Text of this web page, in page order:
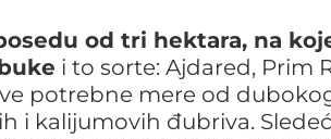
od tri hektara, na
i to sorte: Ajdared, Prim
potrebne mere od
i kalijumovih đubriva.